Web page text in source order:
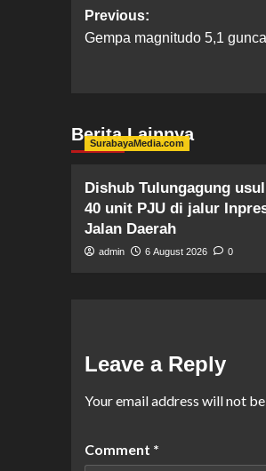
Previous:
Gempa magnitudo 5,1
Berita Lainnya
SurabayaMedia.com
Dishub Tulungagung
40 unit PJU di jalur
Jalan Daerah
admin 6 August 2026 0
Leave a Reply
Your email address will not
Comment *